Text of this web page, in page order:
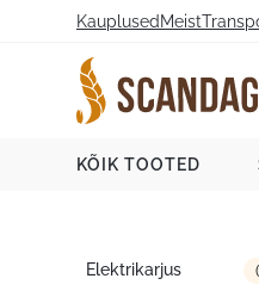
Kauplused Meist
KÕIK TOOTED
Tootekategooriad
Elektrikarjus